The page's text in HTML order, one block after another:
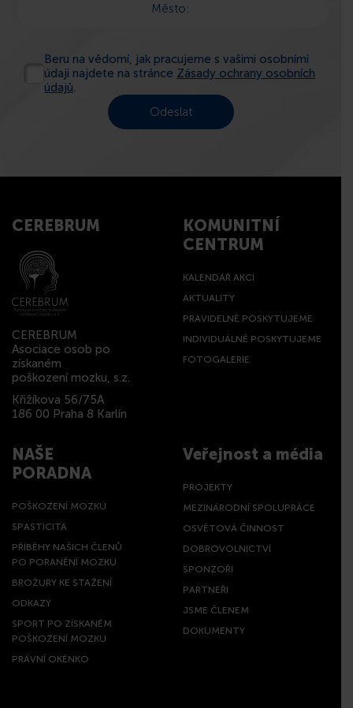
Město:
Beru na vědomí, jak pracujeme s vašimi osobními
údaji najdete na stránce Zásady ochrany osobních
údajů.
CEREBRUM
CEREBRUM
Asociace osob po
získaném
poškození mozku, s.z.
Křižíkova 56/75A
186 00 Praha 8 Karlín
KOMUNITNÍ
CENTRUM
KALENDÁŘ AKCÍ
AKTUALITY
PRAVIDELNĚ POSKYTUJEME
INDIVIDUÁLNĚ POSKYTUJEME
FOTOGALERIE
NAŠE
PORADNA
POŠKOZENÍ MOZKU
SPASTICITA
PŘÍBĚHY NAŠICH ČLENŮ
PO PORANĚNÍ MOZKU
BROŽURY KE STAŽENÍ
ODKAZY
SPORT PO ZÍSKANÉM
POŠKOZENÍ MOZKU
PRÁVNÍ OKÉNKO
Veřejnost a média
PROJEKTY
MEZINÁRODNÍ SPOLUPRÁCE
OSVĚTOVÁ ČINNOST
DOBROVOLNICTVÍ
SPONZOŘI
PARTNEŘI
JSME ČLENEM
DOKUMENTY